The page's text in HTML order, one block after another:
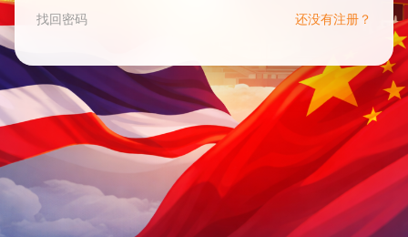
找回密码 还没有注册？